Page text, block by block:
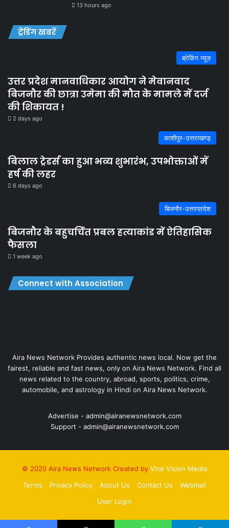
13 hours ago
ट्रेंडिंग खबरें
ब्रेकिंग न्यूज़
उत्तर प्रदेश मानवाधिकार आयोग ने मेवानवाद
बिजनौर की छात्रा उमेमा की मौत के मामले में दर्ज
की शिकायत !
2 days ago
काशीपुर-उत्तराखण्ड़
बिलाल ट्रेडर्स का हुआ भव्य शुभारंभ, उपभोक्ताओं में
हर्ष की लहर
6 days ago
बिजनौर-उत्तरप्रदेश
बिजनौर के बहुचर्चित प्रबल हत्याकांड में ऐतिहासिक
फैसला
1 week ago
Connect with Association
Aira News Network Provides authentic news local. Now get the
fairest, reliable and fast news, only on Aira News Network. Find all
news related to the country, abroad, sports, politics, crime,
automobile, and astrology in Hindi on Aira News Network.
Advertise - admin@airanewsnetwork.com
Support - admin@airanewsnetwork.com
© 2020 Aira News Network Created by Viral Vision Media
Terms
Privacy Policy About Us Contact Us
Webmail
User Login